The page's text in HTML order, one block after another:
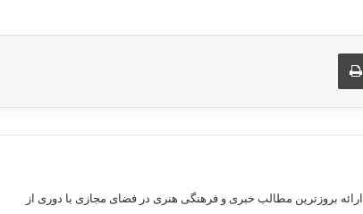
ایمیل چاپ
سازی بستری برای ارائه بروزترین مطالب خبری و فرهنگی هنری در فضای مجازی با دوری از